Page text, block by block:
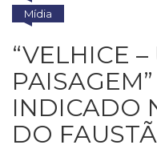
Psicodrama
(200)
Psicologia,
Psicoterapia
(799)
Publicidade,
Propaganda
e
Mídia
“VELHICE
INDICADO
DO